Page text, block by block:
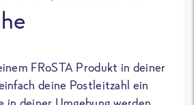
FRoSTA Produkt in deiner
deine Postleitzahl ein